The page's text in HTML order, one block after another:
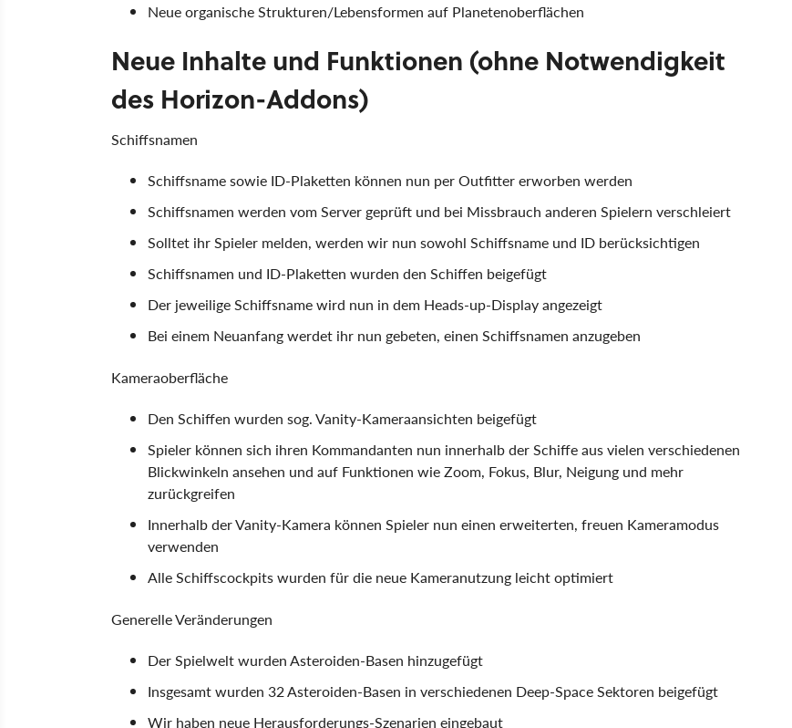
Neue organische Strukturen/Lebensformen auf Planetenoberflächen
Neue Inhalte und Funktionen (ohne Notwendigkeit
des Horizon-Addons)
Schiffsnamen
Schiffsname sowie ID-Plaketten können nun per Outfitter erworben werden
Schiffsnamen werden vom Server geprüft und bei Missbrauch anderen Spielern verschleiert
Solltet ihr Spieler melden, werden wir nun sowohl Schiffsname und ID berücksichtigen
Schiffsnamen und ID-Plaketten wurden den Schiffen beigefügt
Der jeweilige Schiffsname wird nun in dem Heads-up-Display angezeigt
Bei einem Neuanfang werdet ihr nun gebeten, einen Schiffsnamen anzugeben
Kameraoberfläche
Den Schiffen wurden sog. Vanity-Kameraansichten beigefügt
Spieler können sich ihren Kommandanten nun innerhalb der Schiffe aus vielen verschiedenen
Blickwinkeln ansehen und auf Funktionen wie Zoom, Fokus, Blur, Neigung und mehr
zurückgreifen
Innerhalb der Vanity-Kamera können Spieler nun einen erweiterten, freuen Kameramodus
verwenden
Alle Schiffscockpits wurden für die neue Kameranutzung leicht optimiert
Generelle Veränderungen
Der Spielwelt wurden Asteroiden-Basen hinzugefügt
Insgesamt wurden 32 Asteroiden-Basen in verschiedenen Deep-Space Sektoren beigefügt
Wir haben neue Herausforderungs-Szenarien eingebaut